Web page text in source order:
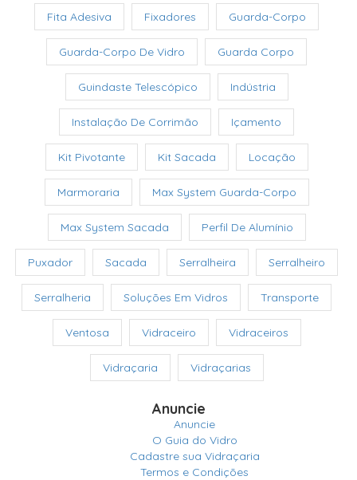
Fita Adesiva Fixadores Guarda-Corpo
Guarda-Corpo De Vidro Guarda Corpo
Guindaste Telescópico Indústria
Instalação De Corrimão Içamento
Kit Pivotante Kit Sacada Locação
Marmoraria Max System Guarda-Corpo
Max System Sacada Perfil De Alumínio
Puxador Sacada Serralheira Serralheiro
Serralheria Soluções Em Vidros Transporte
Ventosa Vidraceiro Vidraceiros
Vidraçaria Vidraçarias
Anuncie
Anuncie
O Guia do Vidro
Cadastre sua Vidraçaria
Termos e Condições